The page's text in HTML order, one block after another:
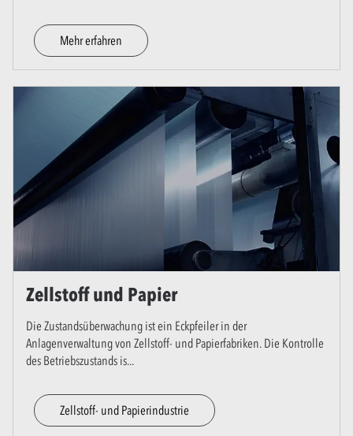
Mehr erfahren
Zellstoff und Papier
Die Zustandsüberwachung ist ein Eckpfeiler in der
Anlagenverwaltung von Zellstoff- und Papierfabriken. Die Kontrolle
des Betriebszustands is...
Zellstoff- und Papierindustrie